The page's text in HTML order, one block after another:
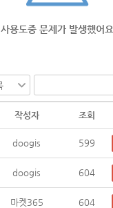
사용도중 문제가 발생했어요
작성자 조회
doogis 599
doogis 604
마켓365 604